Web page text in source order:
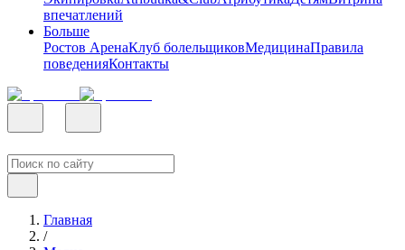
впечатлений
Больше
Ростов АренаКлуб болельщиковМедицинаПравила
поведенияКонтакты
Главная
/